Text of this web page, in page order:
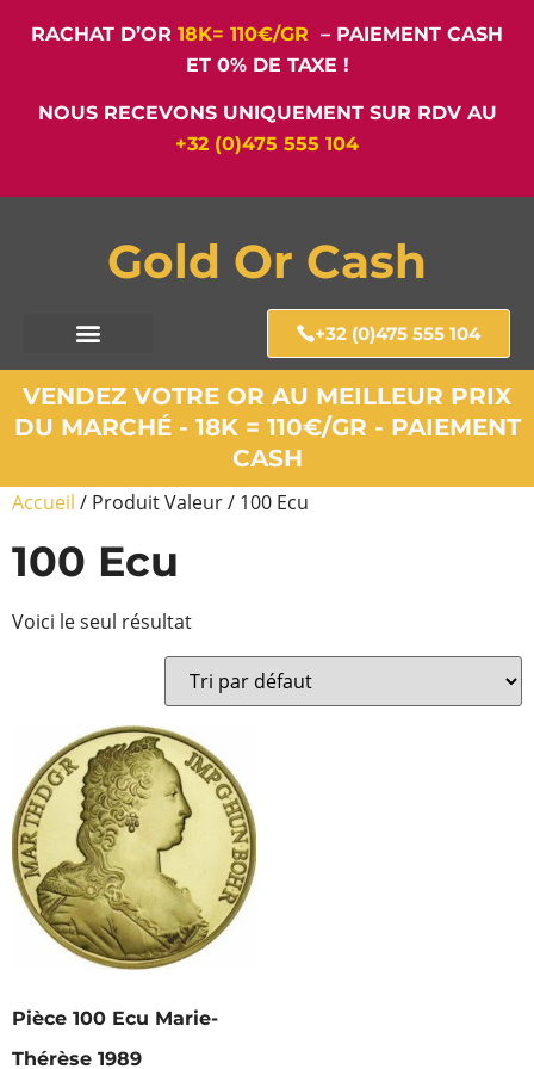
RACHAT D’OR 18K= 110€/GR – PAIEMENT CASH
ET 0% DE TAXE !
NOUS RECEVONS UNIQUEMENT SUR RDV AU
+32 (0)475 555 104
Gold Or Cash
+32 (0)475 555 104
VENDEZ VOTRE OR AU MEILLEUR PRIX
DU MARCHÉ - 18K = 110€/GR - PAIEMENT
CASH
Accueil / Produit Valeur / 100 Ecu
100 Ecu
Voici le seul résultat
Pièce 100 Ecu Marie-
Thérèse 1989